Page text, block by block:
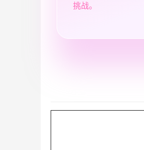
挑战。